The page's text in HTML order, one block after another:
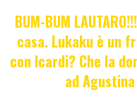
BUM-BUM
casa. Lukaku è un
con Icardi? Che la
ad